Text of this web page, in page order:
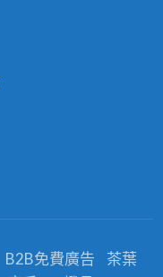
B2B免費廣告
茶葉